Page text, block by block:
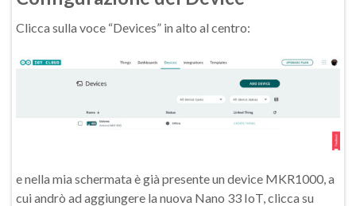
Clicca sulla voce “Devices” in alto al centro:
e nella mia schermata è già presente un device MKR1000, a
cui andrò ad aggiungere la nuova Nano 33 IoT, clicca su